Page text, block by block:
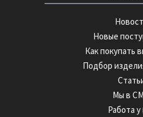
Новые
Как покупать
Подбор
Мы в
Работа у